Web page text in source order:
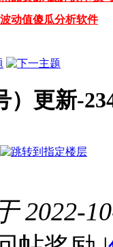
动值傻瓜分析软件
）更新-
2022-